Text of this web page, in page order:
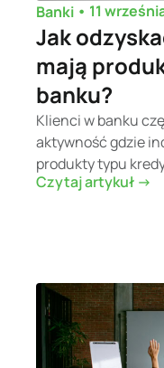
Banki • 11
Jak
mają
banku?
Klienci w banku
aktywność gdzie
produkty typu
Czytaj artykuł ->